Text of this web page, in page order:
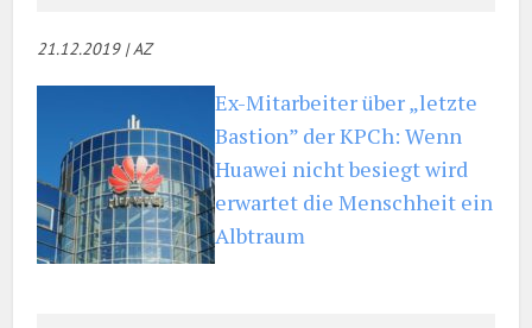
21.12.2019 | AZ
Ex-Mitarbeiter über „letzte
Bastion” der KPCh: Wenn
Huawei nicht besiegt wird
erwartet die Menschheit ein
Albtraum